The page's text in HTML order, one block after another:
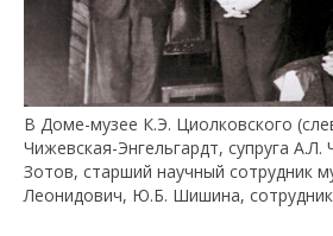
В Доме-музее К.Э. Циолковского
Чижевская-Энгельгардт, супруга А.Л.
Зотов, старший научный сотрудник
Леонидович, Ю.Б. Шишина, сотрудник